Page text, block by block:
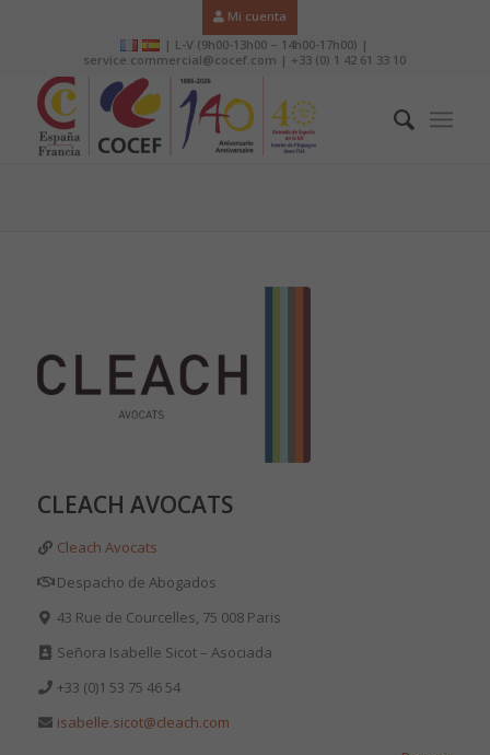
Mi cuenta
| L-V (9h00-13h00 – 14h00-17h00) |
service.commercial@cocef.com | +33 (0) 1 42 61 33 10
CLEACH AVOCATS
Cleach Avocats
Despacho de Abogados
43 Rue de Courcelles, 75 008 Paris
Señora Isabelle Sicot – Asociada
+33 (0)1 53 75 46 54
isabelle.sicot@cleach.com